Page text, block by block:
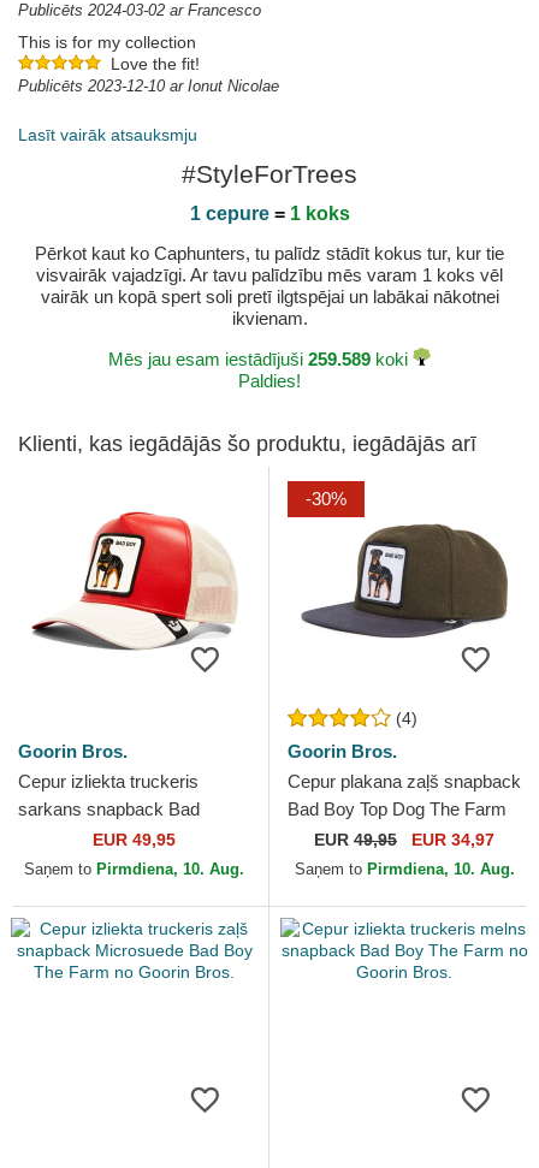
Publicēts 2024-03-02 ar Francesco
This is for my collection
Love the fit!
Publicēts 2023-12-10 ar Ionut Nicolae
Lasīt vairāk atsauksmju
#StyleForTrees
1 cepure= 1 koks
Pērkot kaut ko Caphunters, tu palīdz stādīt kokus tur, kur tie
visvairāk vajadzīgi. Ar tavu palīdzību mēs varam 1 koks vēl
vairāk un kopā spert soli pretī ilgtspējai un labākai nākotnei
ikvienam.
Mēs jau esam iestādījuši 259.589 koki
Paldies!
Klienti, kas iegādājās šo produktu, iegādājās arī
Goorin Bros.
Cepur izliekta truckeris
sarkans snapback Bad
Shleather Boy The Farm no
Goorin Bros.
EUR 49,95
Saņem to Pirmdiena, 10. Aug.
-30%
(4)
Goorin Bros.
Cepur plakana zaļš snapback
Bad Boy Top Dog The Farm
Flats The Farm no Goorin
Bros.
EUR 49,95 EUR 34,97
Saņem to Pirmdiena, 10. Aug.